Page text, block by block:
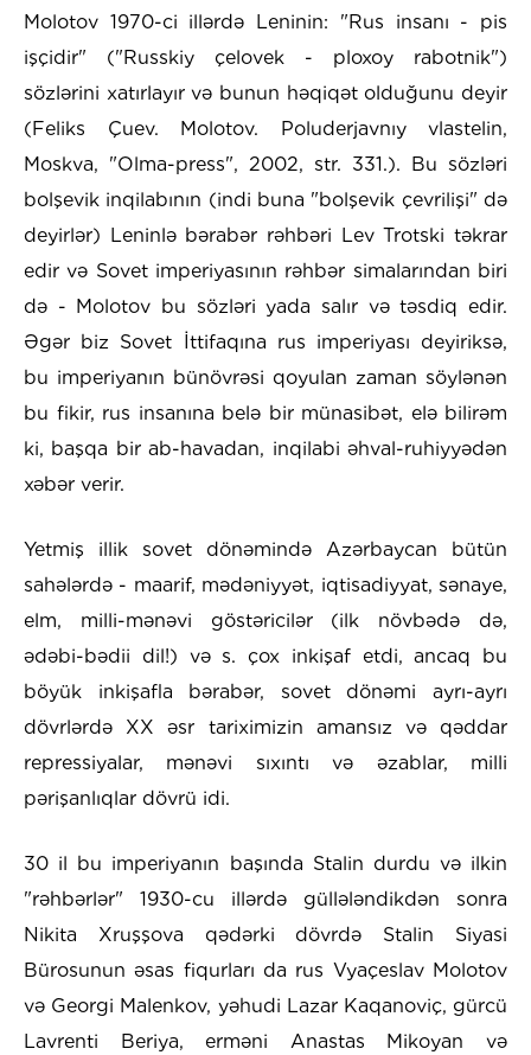
Molotov 1970-ci illərdə Leninin: "Rus insanı - pis
işçidir" ("Russkiy çelovek - ploxoy rabotnik")
sözlərini xatırlayır və bunun həqiqət olduğunu deyir
(Feliks Çuev. Molotov. Poluderjavnıy vlastelin,
Moskva, "Olma-press", 2002, str. 331.). Bu sözləri
bolşevik inqilabının (indi buna "bolşevik çevrilişi" də
deyirlər) Leninlə bərabər rəhbəri Lev Trotski təkrar
edir və Sovet imperiyasının rəhbər simalarından biri
də - Molotov bu sözləri yada salır və təsdiq edir.
Əgər biz Sovet İttifaqına rus imperiyası deyiriksə,
bu imperiyanın bünövrəsi qoyulan zaman söylənən
bu fikir, rus insanına belə bir münasibət, elə bilirəm
ki, başqa bir ab-havadan, inqilabi əhval-ruhiyyədən
xəbər verir.
Yetmiş illik sovet dönəmində Azərbaycan bütün
sahələrdə - maarif, mədəniyyət, iqtisadiyyat, sənaye,
elm, milli-mənəvi göstəricilər (ilk növbədə də,
ədəbi-bədii dil!) və s. çox inkişaf etdi, ancaq bu
böyük inkişafla bərabər, sovet dönəmi ayrı-ayrı
dövrlərdə XX əsr tariximizin amansız və qəddar
repressiyalar, mənəvi sıxıntı və əzablar, milli
pərişanlıqlar dövrü idi.
30 il bu imperiyanın başında Stalin durdu və ilkin
"rəhbərlər" 1930-cu illərdə güllələndikdən sonra
Nikita Xruşşova qədərki dövrdə Stalin Siyasi
Bürosunun əsas fiqurları da rus Vyaçeslav Molotov
və Georgi Malenkov, yəhudi Lazar Kaqanoviç, gürcü
Lavrenti Beriya, erməni Anastas Mikoyan və